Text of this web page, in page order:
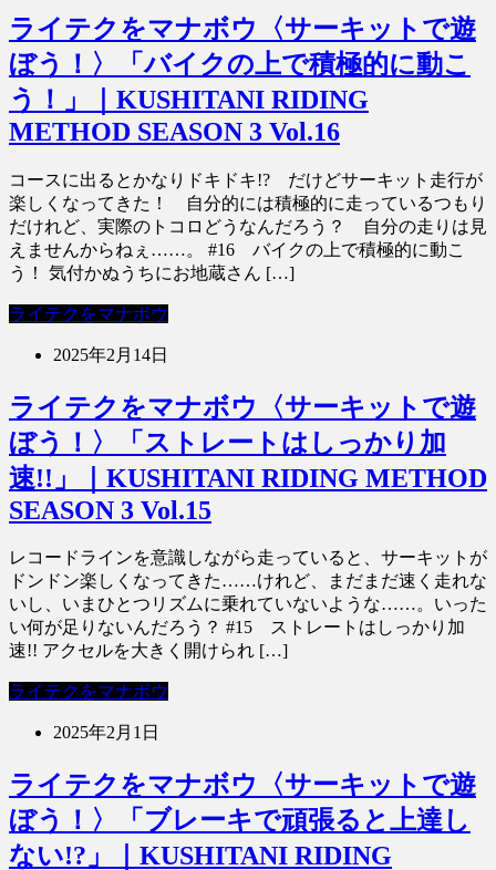
ライテクをマナボウ〈サーキットで遊
ぼう！〉「バイクの上で積極的に動こ
う！」｜KUSHITANI RIDING
METHOD SEASON 3 Vol.16
コースに出るとかなりドキドキ!? だけどサーキット走行が
楽しくなってきた！ 自分的には積極的に走っているつもり
だけれど、実際のトコロどうなんだろう？ 自分の走りは見
えませんからねぇ……。 #16 バイクの上で積極的に動こ
う！ 気付かぬうちにお地蔵さん […]
ライテクをマナボウ
2025年2月14日
ライテクをマナボウ〈サーキットで遊
ぼう！〉「ストレートはしっかり加
速!!」｜KUSHITANI RIDING METHOD
SEASON 3 Vol.15
レコードラインを意識しながら走っていると、サーキットが
ドンドン楽しくなってきた……けれど、まだまだ速く走れな
いし、いまひとつリズムに乗れていないような……。いった
い何が足りないんだろう？ #15 ストレートはしっかり加
速!! アクセルを大きく開けられ […]
ライテクをマナボウ
2025年2月1日
ライテクをマナボウ〈サーキットで遊
ぼう！〉「ブレーキで頑張ると上達し
ない!?」｜KUSHITANI RIDING